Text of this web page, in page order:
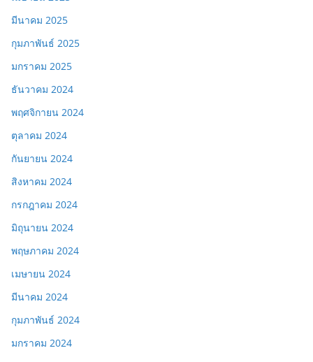
มีนาคม 2025
กุมภาพันธ์ 2025
มกราคม 2025
ธันวาคม 2024
พฤศจิกายน 2024
ตุลาคม 2024
กันยายน 2024
สิงหาคม 2024
กรกฎาคม 2024
มิถุนายน 2024
พฤษภาคม 2024
เมษายน 2024
มีนาคม 2024
กุมภาพันธ์ 2024
มกราคม 2024